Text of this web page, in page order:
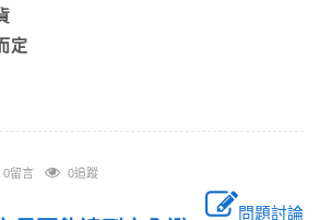
定
0留言 0追蹤
問題討論